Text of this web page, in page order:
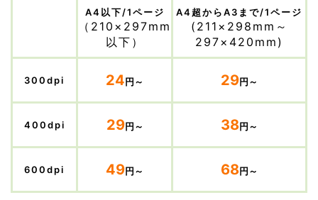
A4以下/1ページ
（210×297mm
以下）
A4超からA3まで/1ページ
(211×298mm～
297×420mm)
300dpi 24円～ 29円～
400dpi 29円～ 38円～
600dpi 49円～ 68円～